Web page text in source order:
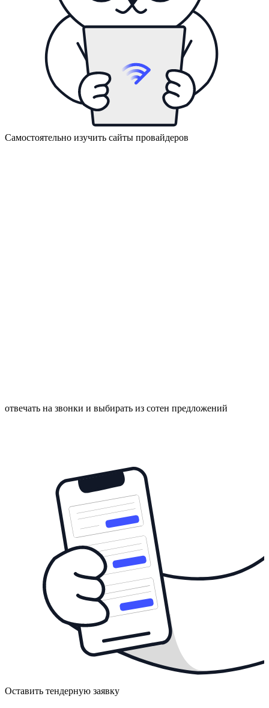
Самостоятельно изучить сайты провайдеров
отвечать на звонки и выбирать из сотен предложений
Оставить тендерную заявку